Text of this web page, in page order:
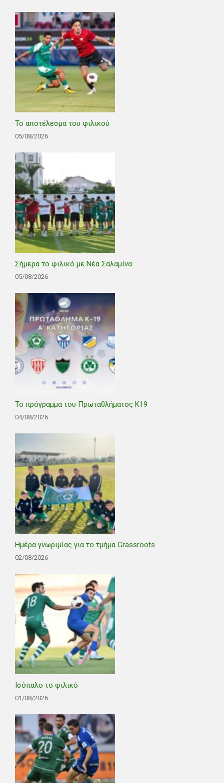
Το αποτέλεσμα του φιλικού
05/08/2026
Σήμερα το φιλικό με Νέα Σαλαμίνα
05/08/2026
Το πρόγραμμα του Πρωταθλήματος Κ19
04/08/2026
Ημέρα γνωριμίας για το τμήμα Grassroots
02/08/2026
Ισόπαλο το φιλικό
01/08/2026